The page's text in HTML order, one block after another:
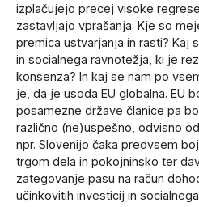
izplačujejo precej visoke
zastavljajo vprašanja: Kje so
premica ustvarjanja in rasti? Kaj
in socialnega ravnotežja, ki je
konsenza? In kaj se nam po
je, da je usoda EU globalna. EU
posamezne države članice pa
različno (ne)uspešno, odvisno
npr. Slovenijo čaka predvsem
trgom dela in pokojninsko ter
zategovanje pasu na račun
učinkovitih investicij in